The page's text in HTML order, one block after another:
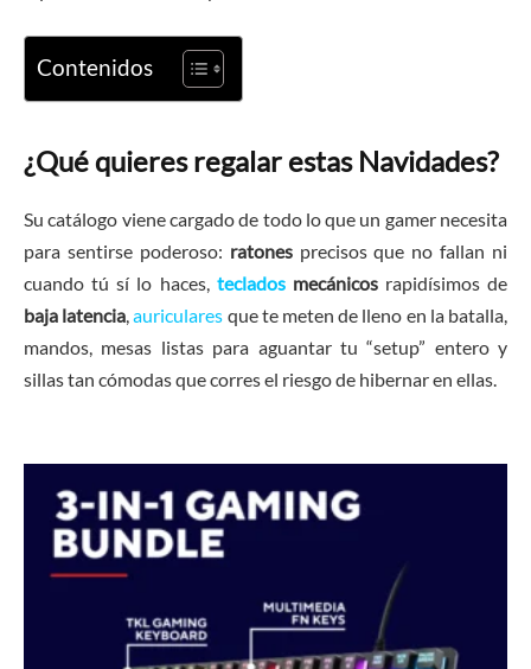
Contenidos
¿Qué quieres regalar estas Navidades?
Su catálogo viene cargado de todo lo que un gamer necesita
para sentirse poderoso: ratonesprecisos que no fallan ni
cuando tú sí lo haces, tecladosmecánicosrapidísimos de
baja latencia,auriculares que te meten de lleno en la batalla,
mandos, mesas listas para aguantar tu “setup” entero y
sillas tan cómodas que corres el riesgo de hibernar en ellas.